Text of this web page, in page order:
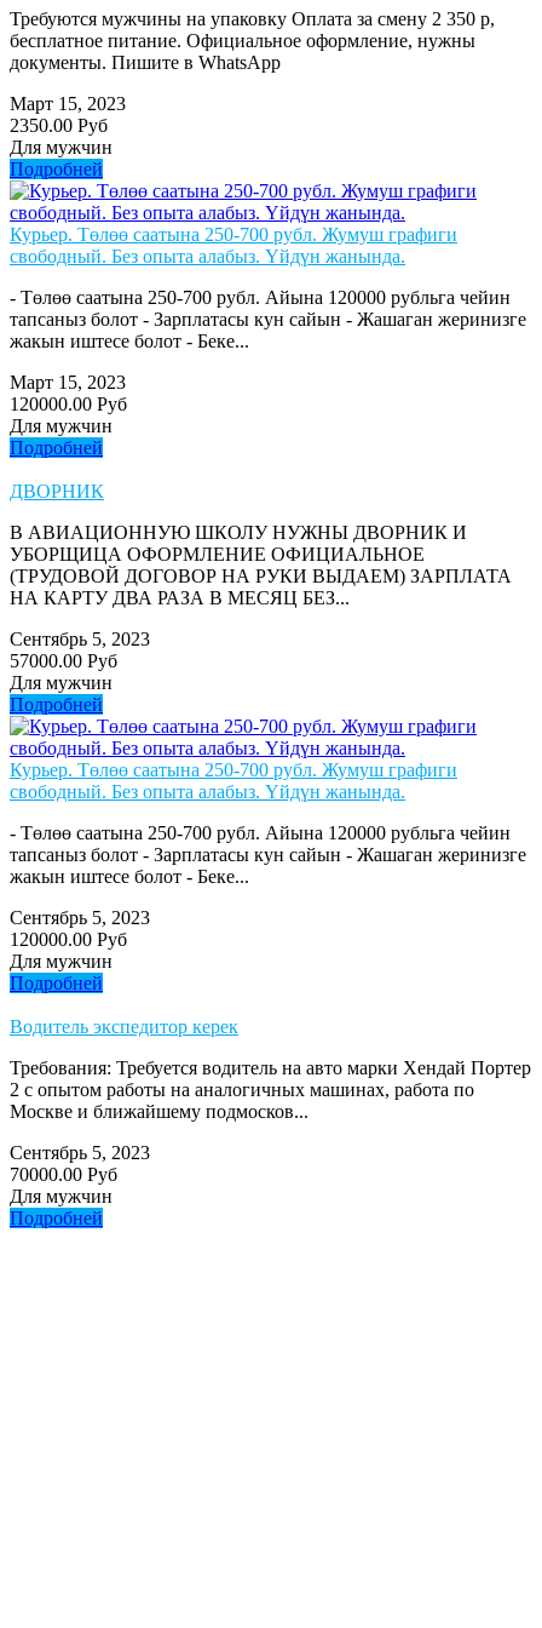
Требуются мужчины на упаковку Оплата за смену 2 350 р,
бесплатное питание. Официальное оформление, нужны
документы. Пишите в WhatsApp
Март 15, 2023
2350.00 Руб
Для мужчин
Подробней
Курьер. Төлөө саатына 250-700 рубл. Жумуш графиги
свободный. Без опыта алабыз. Үйдүн жанында.
- Төлөө саатына 250-700 рубл. Айына 120000 рубльга чейин
тапсаныз болот - Зарплатасы кун сайын - Жашаган жеринизге
жакын иштесе болот - Беке...
Март 15, 2023
120000.00 Руб
Для мужчин
Подробней
ДВОРНИК
В АВИАЦИОННУЮ ШКОЛУ НУЖНЫ ДВОРНИК И
УБОРЩИЦА ОФОРМЛЕНИЕ ОФИЦИАЛЬНОЕ
(ТРУДОВОЙ ДОГОВОР НА РУКИ ВЫДАЕМ) ЗАРПЛАТА
НА КАРТУ ДВА РАЗА В МЕСЯЦ БЕЗ...
Сентябрь 5, 2023
57000.00 Руб
Для мужчин
Подробней
Курьер. Төлөө саатына 250-700 рубл. Жумуш графиги
свободный. Без опыта алабыз. Үйдүн жанында.
- Төлөө саатына 250-700 рубл. Айына 120000 рубльга чейин
тапсаныз болот - Зарплатасы кун сайын - Жашаган жеринизге
жакын иштесе болот - Беке...
Сентябрь 5, 2023
120000.00 Руб
Для мужчин
Подробней
Водитель экспедитор керек
Требования: Требуется водитель на авто марки Хендай Портер
2 с опытом работы на аналогичных машинах, работа по
Москве и ближайшему подмосков...
Сентябрь 5, 2023
70000.00 Руб
Для мужчин
Подробней